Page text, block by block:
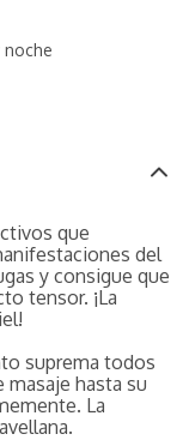
noche
que
del
y consigue que
tensor. ¡La
suprema todos
masaje hasta su
La